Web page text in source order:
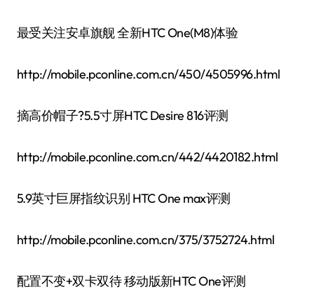
最受关注安卓旗舰 全新HTC One(M8)体验
http://mobile.pconline.com.cn/450/4505996.html
摘高价帽子?5.5寸屏HTC Desire 816评测
http://mobile.pconline.com.cn/442/4420182.html
5.9英寸巨屏指纹识别 HTC One max评测
http://mobile.pconline.com.cn/375/3752724.html
配置不变+双卡双待 移动版新HTC One评测